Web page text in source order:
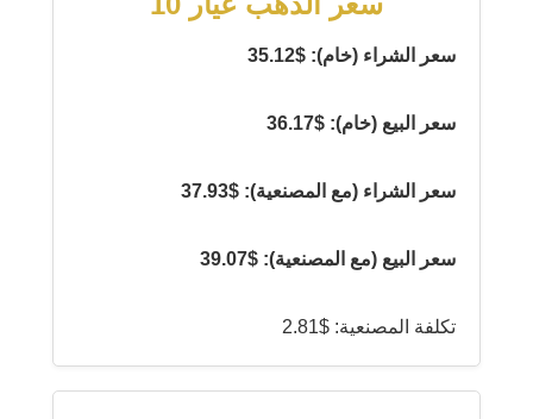
سعر الشراء (خام): $35.12
سعر البيع (خام): $36.17
سعر الشراء (مع المصنعية): $37.93
سعر البيع (مع المصنعية): $39.07
تكلفة المصنعية: $2.81